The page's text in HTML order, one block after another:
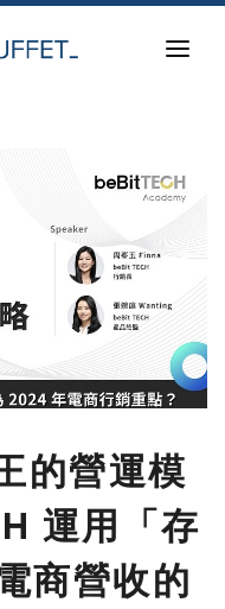
的營運模
運用「存
商營收的